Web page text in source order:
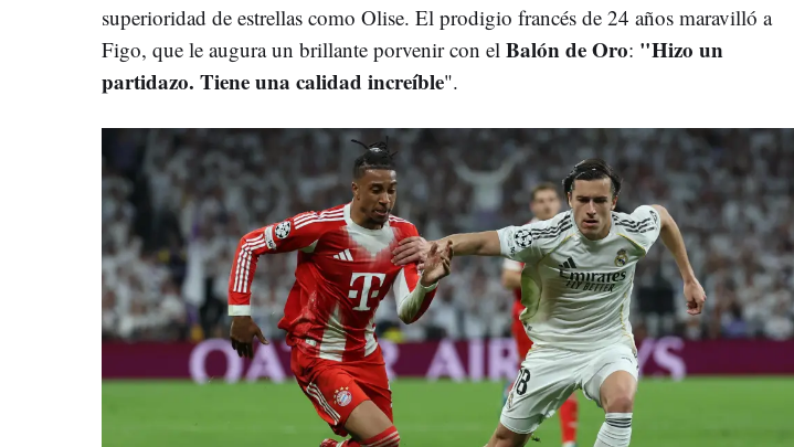
superioridad de estrellas como Olise. El prodigio francés de 24 años maravilló a
Figo, que le augura un brillante porvenir con el Balón de Oro: "Hizo un
partidazo. Tiene una calidad increíble".